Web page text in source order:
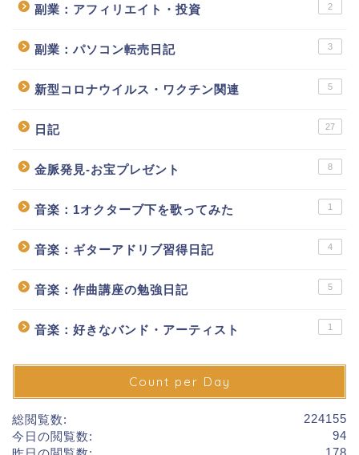
副業：アフィリエイト・投資 2
副業：パソコン転売日記 3
新型コロナウイルス・ワクチン関連 5
日記 27
金脈発見-お宝プレゼント 8
音楽：1オクターブ下を歌ってみた 1
音楽：ギターアドリブ習得日記 4
音楽：作曲講座の勉強日記 5
音楽：好きなバンド・アーティスト 1
Count per Day
224155
総閲覧数:
94
今日の閲覧数:
178